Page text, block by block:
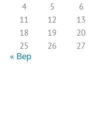
4
5 6
11
12 13
18
19 20
25
26 27
« Вер